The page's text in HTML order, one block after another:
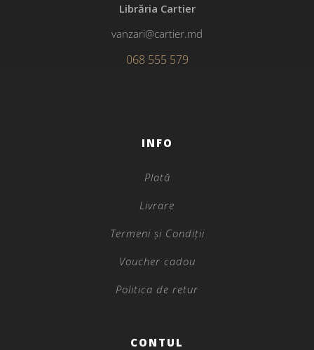
Librăria Cartier
vanzari@cartier.md
068 555 579
INFO
Plată
Livrare
Termeni și Condiții
Voucher cadou
Politica de retur
CONTUL